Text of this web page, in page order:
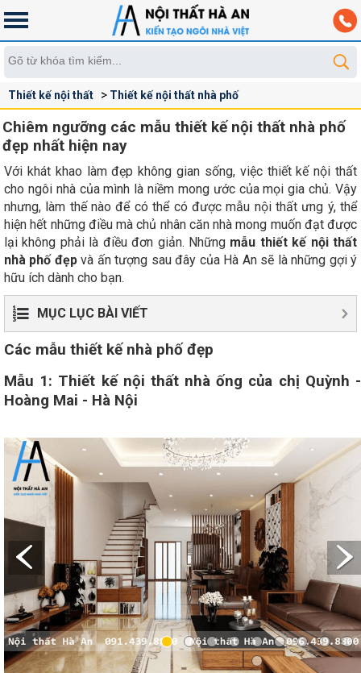
Thiết kế nội thất Thiết kế nội thất nhà phố
Chiêm ngưỡng các mẫu thiết kế nội thất nhà phố
đẹp nhất hiện nay
Với khát khao làm đẹp không gian sống, việc thiết kế nội thất
cho ngôi nhà của mình là niềm mong ước của mọi gia chủ. Vậy
nhưng, làm thế nào để có thể có được mẫu nội thất ưng ý, thể
hiện hết những điều mà chủ nhân căn nhà mong muốn đạt được
lại không phải là điều đơn giản. Những mẫu thiết kế nội thất
nhà phố đẹpvà ấn tượng sau đây của Hà An sẽ là những gợi ý
hữu ích dành cho bạn.
MỤC LỤC BÀI VIẾT
Các mẫu thiết kế nhà phố đẹp
Mẫu 1: Thiết kế nội thất nhà ống của chị Quỳnh -
Hoàng Mai - Hà Nội